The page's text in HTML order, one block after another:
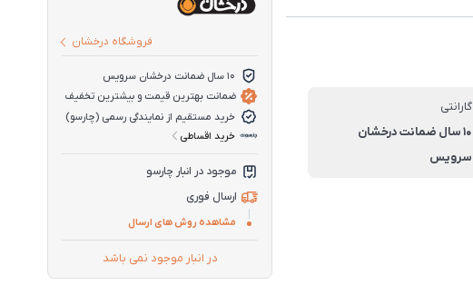
گارانتی
10 سال ضمانت درخشان
سرویس
فروشگاه درخشان
10 سال ضمانت درخشان سرویس
ضمانت بهترین قیمت و بیشترین تخفیف
خرید مستقیم از نمایندگی رسمی (چارسو)
خرید اقساطی
موجود در انبار چارسو
ارسال فوری
مشاهده روش های ارسال
در انبار موجود نمی باشد